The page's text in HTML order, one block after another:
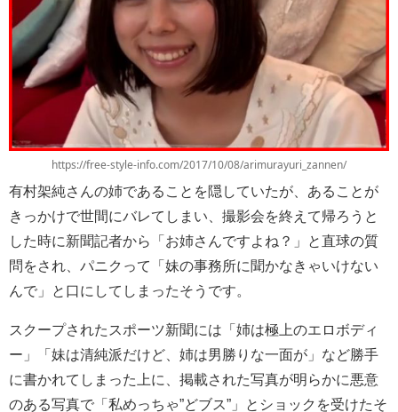
https://free-style-info.com/2017/10/08/arimurayuri_zannen/
有村架純さんの姉であることを隠していたが、あることが
きっかけで世間にバレてしまい、撮影会を終えて帰ろうと
した時に新聞記者から「お姉さんですよね？」と直球の質
問をされ、パニクって「妹の事務所に聞かなきゃいけない
んで」と口にしてしまったそうです。
スクープされたスポーツ新聞には「姉は極上のエロボディ
ー」「妹は清純派だけど、姉は男勝りな一面が」など勝手
に書かれてしまった上に、掲載された写真が明らかに悪意
のある写真で「私めっちゃ”どブス”」とショックを受けたそ